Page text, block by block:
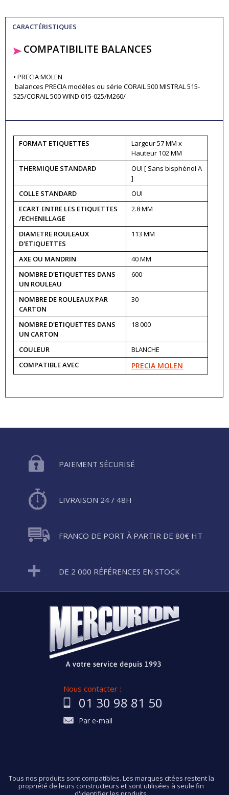
CARACTÉRISTIQUES
COMPATIBILITE BALANCES
• PRECIA MOLEN
balances PRECIA modèles ou série CORAIL 500 MISTRAL 515-
525/CORAIL 500 WIND 015-025/M260/
FORMAT ETIQUETTES
Largeur 57 MM x
Hauteur 102 MM
THERMIQUE STANDARD
OUI [ Sans bisphénol A
]
COLLE STANDARD
OUI
ECART ENTRE LES ETIQUETTES
/ECHENILLAGE
2.8 MM
DIAMETRE ROULEAUX
D'ETIQUETTES
113 MM
AXE OU MANDRIN
40 MM
NOMBRE D'ETIQUETTES DANS
UN ROULEAU
600
NOMBRE DE ROULEAUX PAR
CARTON
30
NOMBRE D'ETIQUETTES DANS
UN CARTON
18 000
COULEUR
BLANCHE
COMPATIBLE AVEC
PRECIA MOLEN
PAIEMENT SÉCURISÉ
LIVRAISON 24 / 48H
FRANCO DE PORT À PARTIR DE 80€ HT
DE 2 000 RÉFÉRENCES EN STOCK
Nous contacter :
01 30 98 81 50
Par e-mail
Tous nos produits sont compatibles. Les marques citées restent la
propriété de leurs constructeurs et sont utilisées à seule fin